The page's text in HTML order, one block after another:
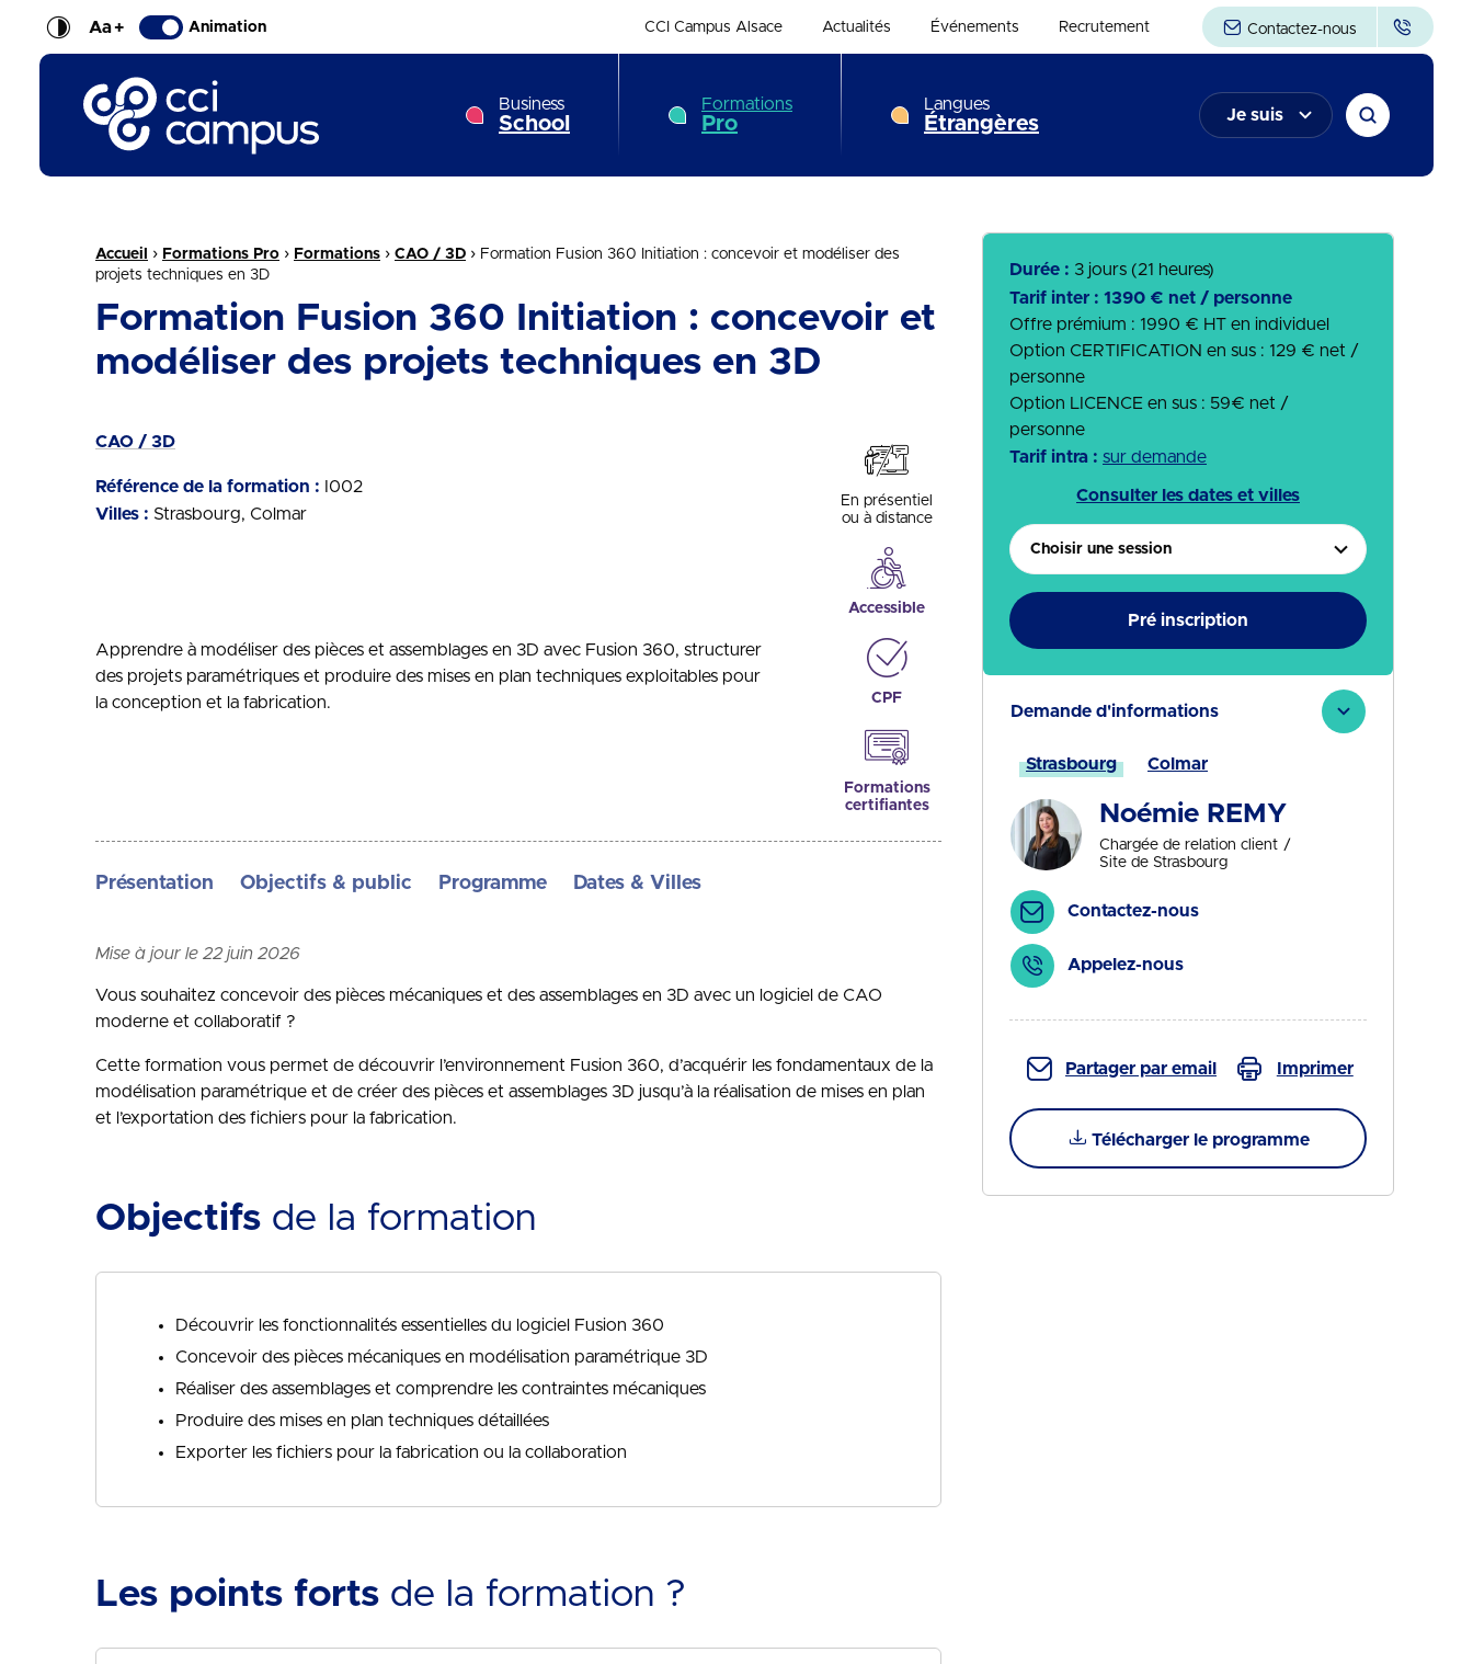
Aa+ Animation CCI Campus Alsace Actualités Événements Recrutement Contactez-nous
CCI Campus La formation qui vous ressemble
Business
School
Formations
Pro
Langues
Étrangères Je suis
Fil d'Ariane :
Accueil › Formations Pro › Formations › CAO / 3D › Formation Fusion 360 Initiation : concevoir et modéliser des
projets techniques en 3D
Formation Fusion 360 Initiation : concevoir et
modéliser des projets techniques en 3D
CAO / 3D
Référence de la formation :
I002
Villes : Strasbourg Colmar
Apprendre à modéliser des pièces et assemblages en 3D avec Fusion 360, structurer
des projets paramétriques et produire des mises en plan techniques exploitables pour
la conception et la fabrication.
En présentiel
ou à distance
Accessible
CPF
Formations
certifiantes
Présentation Objectifs & public Programme Dates & Villes
Durée : 3 jours (21 heures)
Tarif inter : 1390 € net / personne
Offre prémium : 1990 € HT en individuel
Option CERTIFICATION en sus : 129 € net /
personne
Option LICENCE en sus : 59€ net /
personne
Tarif intra : sur demande
Consulter les dates et villes
Choisir une session
Pré inscription
Demande d'informations
Strasbourg Colmar
Noémie REMY
Chargée de relation client
Site de Strasbourg
Contactez-nous
Appelez-nous
Partager par email Imprimer
Télécharger le programme
Mise à jour le 22 juin 2026
Vous souhaitez concevoir des pièces mécaniques et des assemblages en 3D avec un logiciel de CAO
moderne et collaboratif ?
Cette formation vous permet de découvrir l’environnement Fusion 360, d’acquérir les fondamentaux de la
modélisation paramétrique et de créer des pièces et assemblages 3D jusqu’à la réalisation de mises en plan
et l’exportation des fichiers pour la fabrication.
Objectifs de la formation
Découvrir les fonctionnalités essentielles du logiciel Fusion 360
Concevoir des pièces mécaniques en modélisation paramétrique 3D
Réaliser des assemblages et comprendre les contraintes mécaniques
Produire des mises en plan techniques détaillées
Exporter les fichiers pour la fabrication ou la collaboration
Les points forts de la formation ?